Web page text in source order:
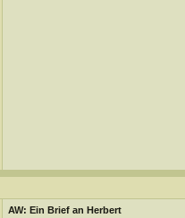
AW: Ein Brief an Herbert